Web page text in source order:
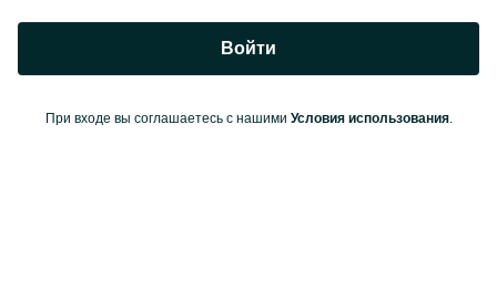
Войти
При входе вы соглашаетесь с нашими Условия использования.